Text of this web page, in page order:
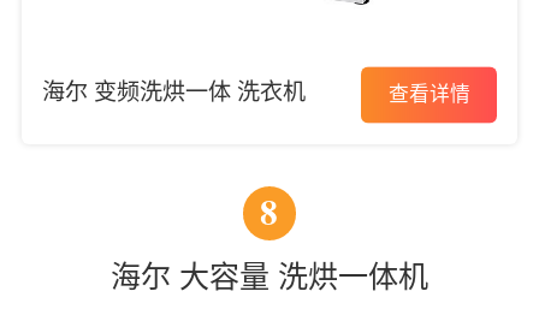
海尔 变频洗烘一体 洗衣机 查看详情
8
海尔 大容量 洗烘一体机